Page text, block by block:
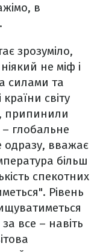
в
зрозуміло,
не міф і
силами та
світу
припинили
глобальне
одразу, вважає
більш
спекотних
Рівень
все – навіть